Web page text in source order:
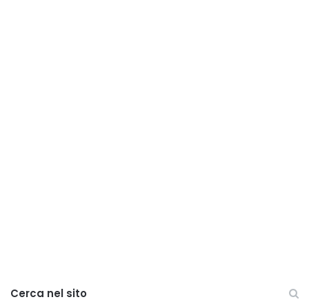
Cerca nel sito